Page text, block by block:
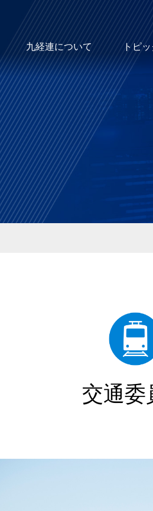
九経連について トピッ
交通委